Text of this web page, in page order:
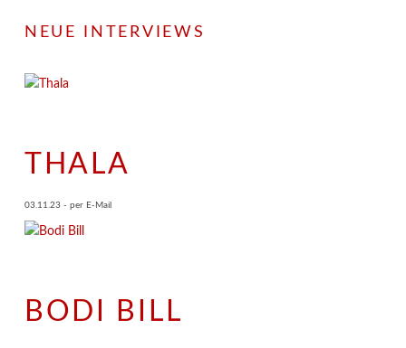
NEUE INTERVIEWS
THALA
03.11.23 - per E-Mail
BODI BILL